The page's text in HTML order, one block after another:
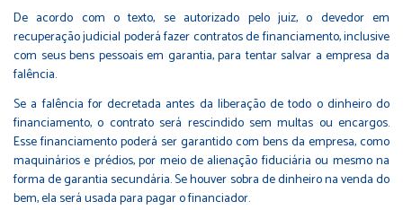
De acordo com o texto, se autorizado pelo juiz, o devedor em
recuperação judicial poderá fazer contratos de financiamento, inclusive
com seus bens pessoais em garantia, para tentar salvar a empresa da
falência.
Se a falência for decretada antes da liberação de todo o dinheiro do
financiamento, o contrato será rescindido sem multas ou encargos.
Esse financiamento poderá ser garantido com bens da empresa, como
maquinários e prédios, por meio de alienação fiduciária ou mesmo na
forma de garantia secundária. Se houver sobra de dinheiro na venda do
bem, ela será usada para pagar o financiador.